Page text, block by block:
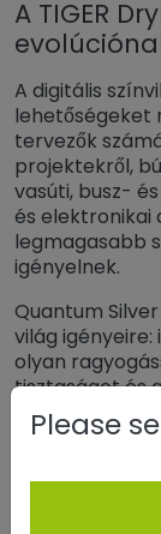
A TIGER
A digitális
lehetőségeket
tervezők
projektekről,
vasúti, busz-
és elektronikai
legmagasabb
igényelnek.
Quantum
világ
olyan
tisztaságot és
Trend
Please